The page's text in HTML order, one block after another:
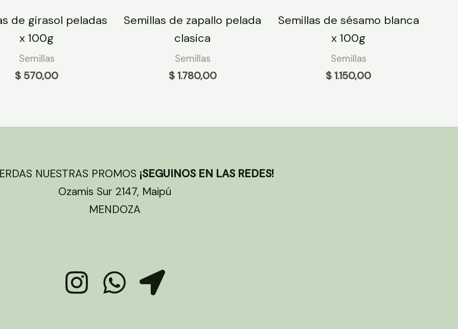
de girasol peladas
x 100g
Semillas
$ 570,00
Semillas de zapallo pelada
clasica
Semillas
$1.780,00
Semillas de sésamo blanca
x 100g
Semillas
$1.150,00
NUESTRAS PROMOS ¡SEGUINOS EN LAS REDES!
Ozamis Sur 2147, Maipú
MENDOZA